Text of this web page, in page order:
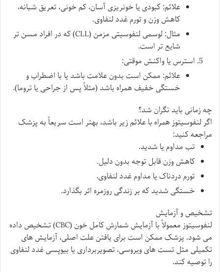
علائم: کبودی یا خونریزی آسان، کم خونی، تعریق شبانه،
کاهش وزن و تورم غدد لنفاوی.
مثال: لوسمی لنفوسیتی مزمن (CLL) که در افراد مسن تر
شایع تر است.
استرس یا واکنش موقتی:
علائم: ممکن است بدون علامت باشد یا با اضطراب و
خستگی خفیف همراه باشد (مثلاً پس از جراحی یا تروما).
چه زمانی باید نگران شد؟
اگر لنفوسیتوز همراه با علائم زیر باشد، بهتر است سریعاً به پزشک
مراجعه کنید:
تب مداوم یا شدید.
کاهش وزن قابل توجه بدون دلیل.
تورم دردناک یا مداوم غدد لنفاوی.
خستگی شدید که بر زندگی روزمره اثر بگذارد.
تشخیص و آزمایش
لنفوسیتوز معمولاً با آزمایش شمارش کامل خون (CBC) تشخیص داده
می شود. پزشک ممکن است برای یافتن علت اصلی، آزمایش های
تکمیلی مثل تست های ویروسی، تصویربرداری یا بیوپسی غدد لنفاوی
را توصیه کند.